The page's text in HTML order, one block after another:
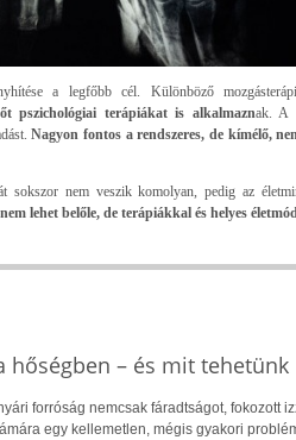
a legfőbb cél. Különböző
pszichológiai terápiákat is alkalmaznak. A
Nagyon fontos a rendszeres, de kímélő,
sokszor nem veszik komolyan, pedig az
lehet belőle, de terápiákkal és helyes
hőségben – és mit tehetünk
forróság nemcsak fáradtságot, fokozott
egy kellemetlen, mégis gyakori